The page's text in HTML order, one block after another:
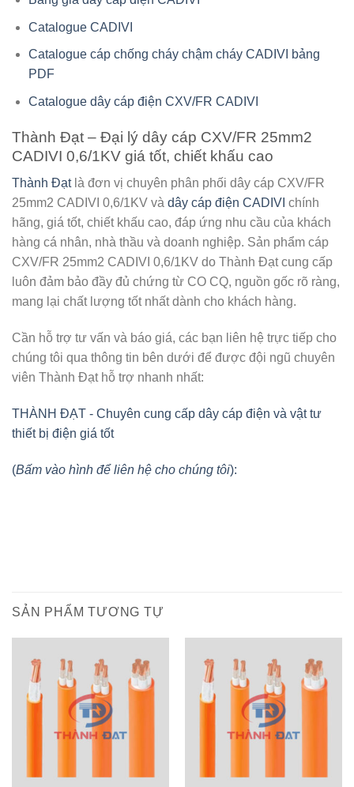
Catalogue CADIVI
Catalogue cáp chống cháy chậm cháy CADIVI bảng
PDF
Catalogue dây cáp điện CXV/FR CADIVI
Thành Đạt – Đại lý dây cáp CXV/FR 25mm2
CADIVI 0,6/1KV giá tốt, chiết khấu cao
Thành Đạtlà đơn vị chuyên phân phối dây cáp CXV/FR
25mm2 CADIVI 0,6/1KV và dây cáp điện CADIVI chính
hãng, giá tốt, chiết khấu cao, đáp ứng nhu cầu của khách
hàng cá nhân, nhà thầu và doanh nghiệp. Sản phẩm cáp
CXV/FR 25mm2 CADIVI 0,6/1KV do Thành Đạt cung cấp
luôn đảm bảo đầy đủ chứng từ CO CQ, nguồn gốc rõ ràng,
mang lại chất lượng tốt nhất dành cho khách hàng.
Cần hỗ trợ tư vấn và báo giá, các bạn liên hệ trực tiếp cho
chúng tôi qua thông tin bên dưới để được đội ngũ chuyên
viên Thành Đạt hỗ trợ nhanh nhất:
THÀNH ĐẠT - Chuyên cung cấp dây cáp điện và vật tư
thiết bị điện giá tốt
(Bấm vào hình để liên hệ cho chúng tôi):
SẢN PHẨM TƯƠNG TỰ